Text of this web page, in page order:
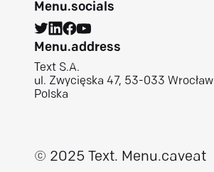
Menu.socials
Menu.address
Text S.A.
ul. Zwycięska 47, 53-033 Wrocław
Polska
© 2025 Text. Menu.caveat